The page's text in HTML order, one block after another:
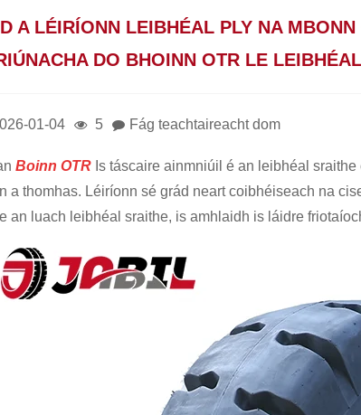
A LÉIRÍONN LEIBHÉAL PLY NA
DO BHOINN OTR LE
01-04 5 Fág teachtaireacht dom
Boinn OTR Is táscaire ainmniúil é an leibhéal
a thomhas. Léiríonn sé grád neart coibhéiseach na
an luach leibhéal sraithe, is amhlaidh is láidre